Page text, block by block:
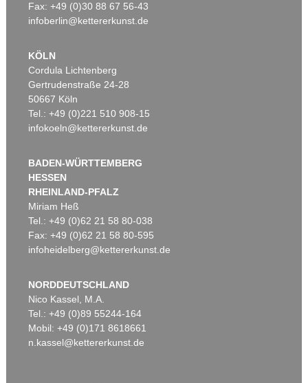
Fax: +49 (0)30 88 67 56-43
infoberlin@kettererkunst.de
KÖLN
Cordula Lichtenberg
Gertrudenstraße 24-28
50667 Köln
Tel.: +49 (0)221 510 908-15
infokoeln@kettererkunst.de
BADEN-WÜRTTEMBERG
HESSEN
RHEINLAND-PFALZ
Miriam Heß
Tel.: +49 (0)62 21 58 80-038
Fax: +49 (0)62 21 58 80-595
infoheidelberg@kettererkunst.de
NORDDEUTSCHLAND
Nico Kassel, M.A.
Tel.: +49 (0)89 55244-164
Mobil: +49 (0)171 8618661
n.kassel@kettererkunst.de